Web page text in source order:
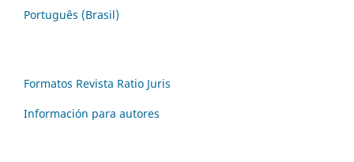
Português (Brasil)
Formatos Revista Ratio Juris
Información para autores